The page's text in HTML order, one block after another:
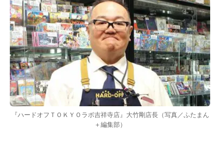
『ハードオフＴＯＫＹＯラボ吉祥寺店』大竹剛店長（写真／ふたまん
＋編集部）